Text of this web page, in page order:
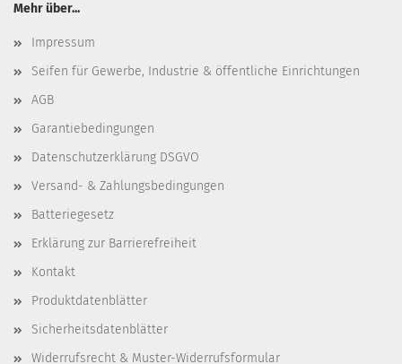
Mehr über...
Impressum
Seifen für Gewerbe, Industrie & öffentliche Einrichtungen
AGB
Garantiebedingungen
Datenschutzerklärung DSGVO
Versand- & Zahlungsbedingungen
Batteriegesetz
Erklärung zur Barrierefreiheit
Kontakt
Produktdatenblätter
Sicherheitsdatenblätter
Widerrufsrecht & Muster-Widerrufsformular